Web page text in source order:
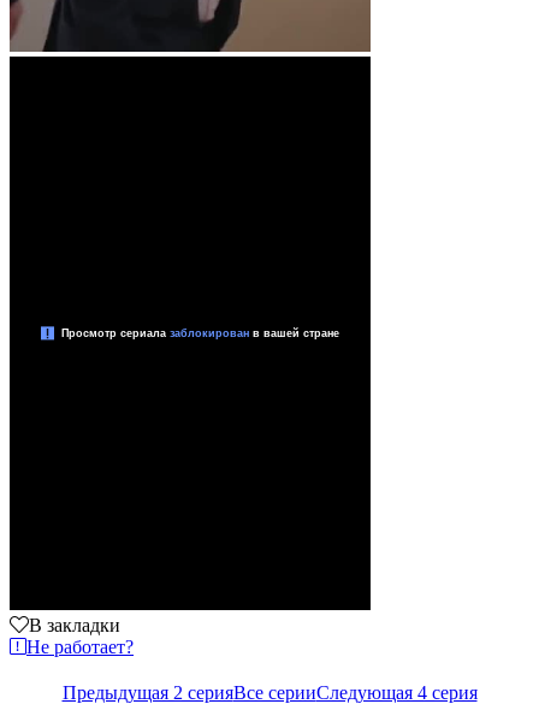
В закладки
Не работает?
Предыдущая 2 серияВсе серииСледующая 4 серия